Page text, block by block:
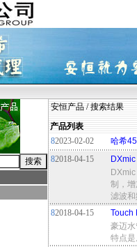
安恒产品 / 搜索结果
产品列表
82023-02-02
哈希
82018-04-15
制，
滤波
82018-04-15
Touch
豪迈
特点